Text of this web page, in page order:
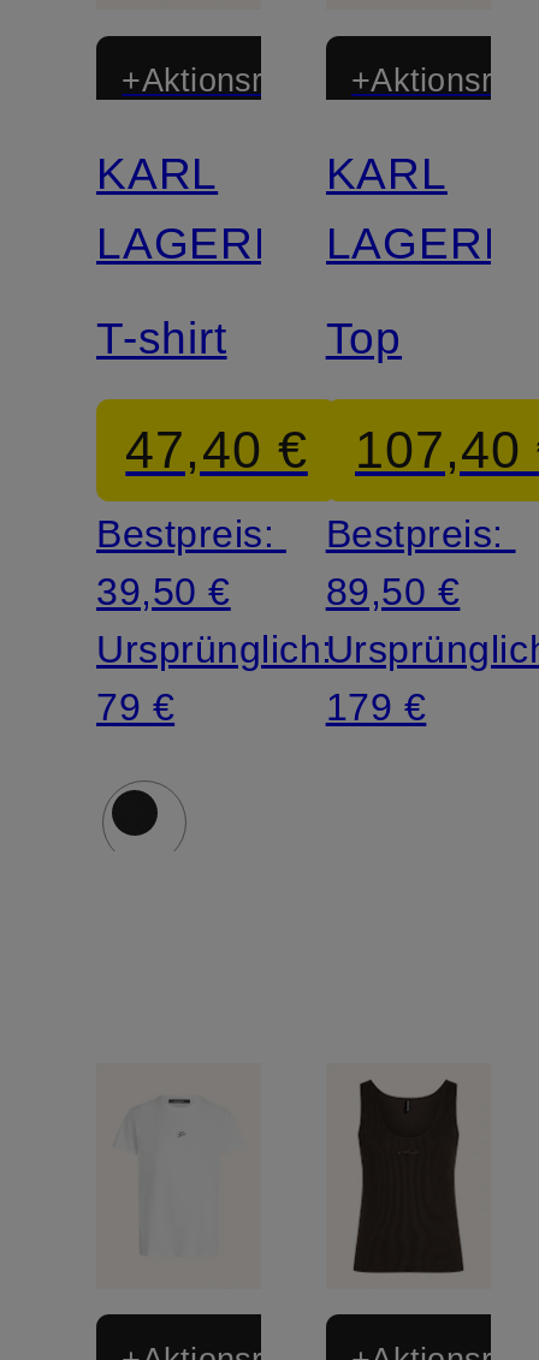
+Aktionsrabatt
KARL
LAGERFELD
T-shirt
47,40 €
Bestpreis:
39,50 €
Ursprünglich:
79 €
KARL
Top
107,40
Bestpreis:
89,50 €
179 €